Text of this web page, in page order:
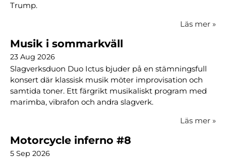
Trump.
Läs mer »
Musik i sommarkväll
23 Aug 2026
Slagverksduon Duo Ictus bjuder på en stämningsfull
konsert där klassisk musik möter improvisation och
samtida toner. Ett färgrikt musikaliskt program med
marimba, vibrafon och andra slagverk.
Läs mer »
Motorcycle inferno #8
5 Sep 2026